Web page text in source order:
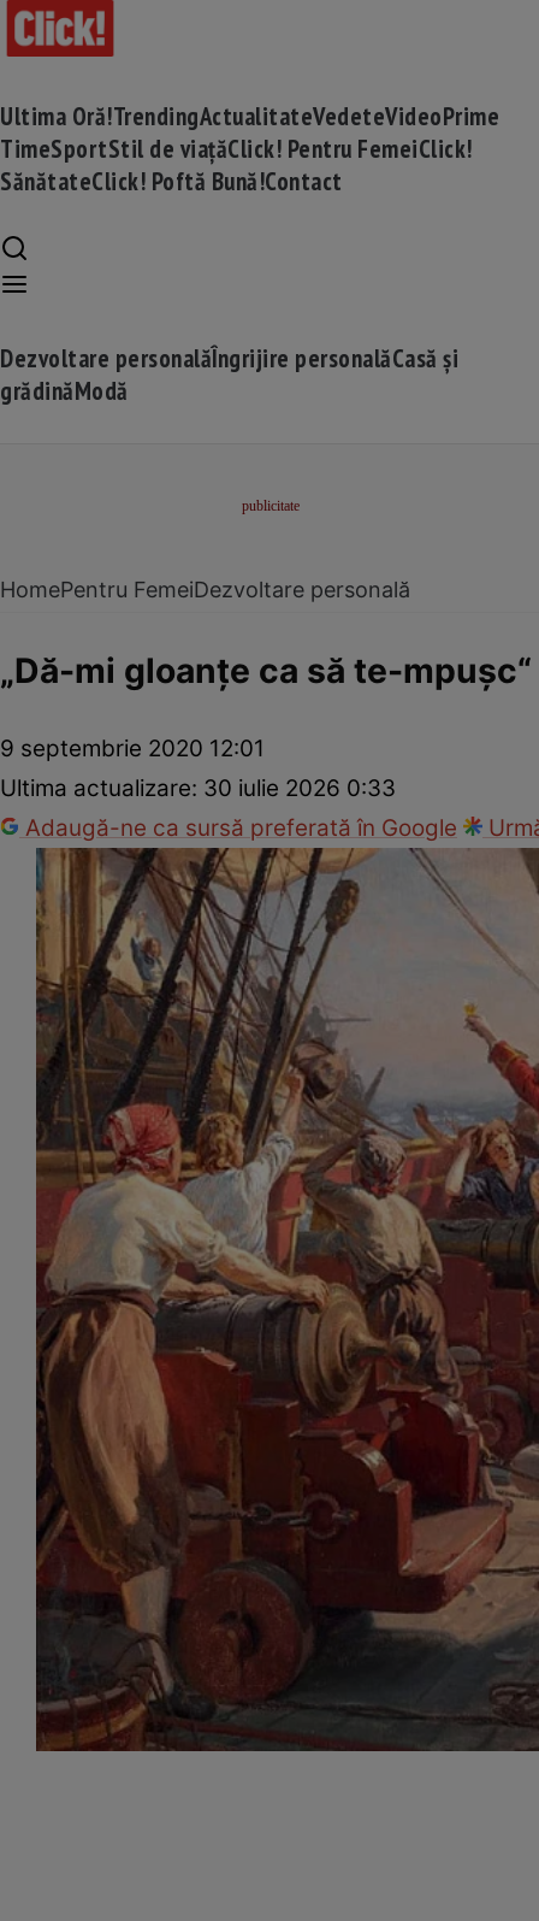
Ultima Oră!TrendingActualitateVedeteVideoPrime
TimeSportStil de viațăClick! Pentru FemeiClick!
SănătateClick! Poftă Bună!Contact
Dezvoltare personalăÎngrijire personalăCasă și
grădinăModă
HomePentru FemeiDezvoltare personală
„Dă-mi gloanţe ca să te-
9 septembrie 2020 12:01
Ultima actualizare: 30 iulie 2026 0:33
Adaugă-ne ca sursă preferată în Google